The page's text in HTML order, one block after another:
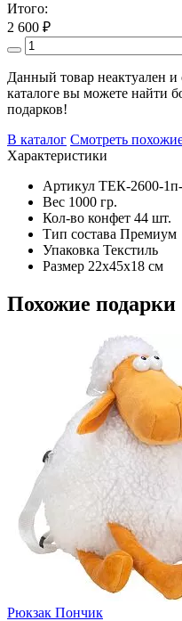
Итого:
2 600 ₽
Данный товар неактуален
каталоге вы можете найти
подарков!
В каталог Смотреть
Характеристики
Артикул ТЕК-2600-
Вес 1000 гр.
Кол-во конфет 44 шт.
Тип состава Премиум
Упаковка Текстиль
Размер 22х45х18 см
Похожие подарки
Рюкзак Пончик